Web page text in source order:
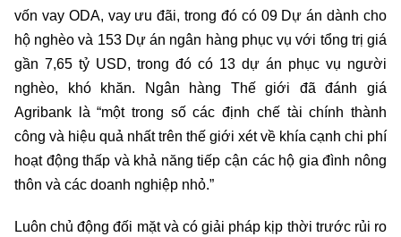
vốn vay ODA, vay ưu đãi, trong đó có 09 Dự án dành cho
hộ nghèo và 153 Dự án ngân hàng phục vụ với tổng trị giá
gần 7,65 tỷ USD, trong đó có 13 dự án phục vụ người
nghèo, khó khăn. Ngân hàng Thế giới đã đánh giá
Agribank là “một trong số các định chế tài chính thành
công và hiệu quả nhất trên thế giới xét về khía cạnh chi phí
hoạt động thấp và khả năng tiếp cận các hộ gia đình nông
thôn và các doanh nghiệp nhỏ.”
Luôn chủ động đối mặt và có giải pháp kịp thời trước rủi ro